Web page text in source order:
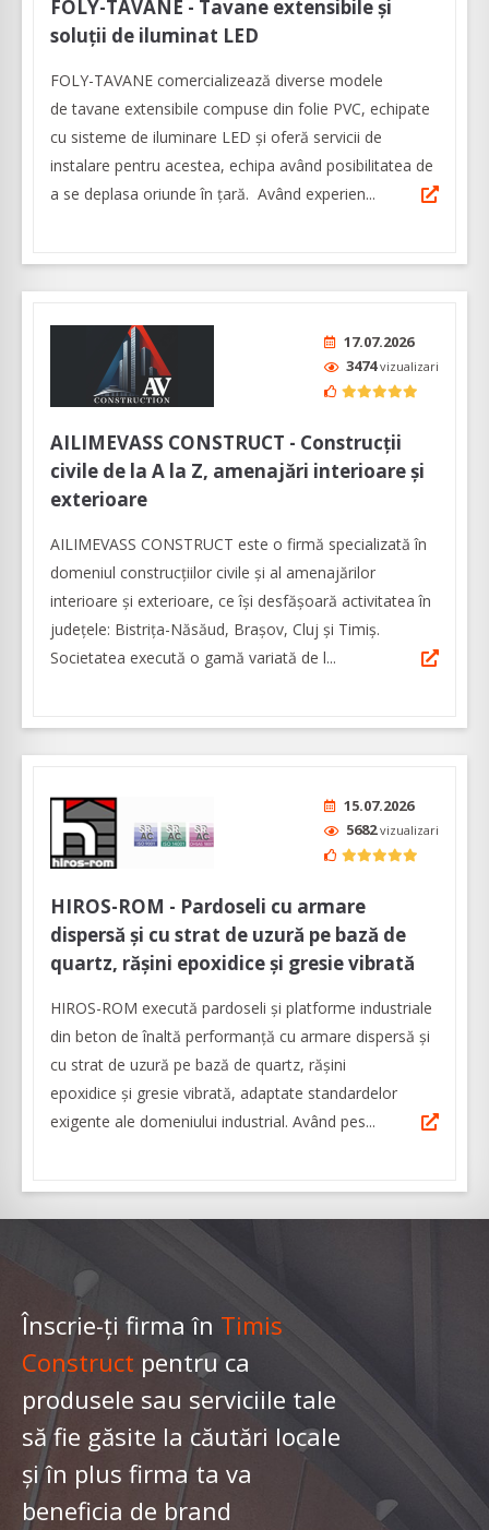
FOLY-TAVANE - Tavane extensibile şi
soluţii de iluminat LED
FOLY-TAVANE comercializează diverse modele
de tavane extensibile compuse din folie PVC, echipate
cu sisteme de iluminare LED și oferă servicii de
instalare pentru acestea, echipa având posibilitatea de
a se deplasa oriunde în țară. Având experien...
17.07.2026
3474vizualizari
AILIMEVASS CONSTRUCT - Construcții
civile de la A la Z, amenajări interioare și
exterioare
AILIMEVASS CONSTRUCT este o firmă specializată în
domeniul construcțiilor civile și al amenajărilor
interioare și exterioare, ce își desfășoară activitatea în
județele: Bistrița-Năsăud, Brașov, Cluj și Timiș.
Societatea execută o gamă variată de l...
15.07.2026
5682vizualizari
HIROS-ROM - Pardoseli cu armare
dispersă și cu strat de uzură pe bază de
quartz, rășini epoxidice și gresie vibrată
HIROS-ROM execută pardoseli şi platforme industriale
din beton de înaltă performanţă cu armare dispersă și
cu strat de uzură pe bază de quartz, rășini
epoxidice și gresie vibrată, adaptate standardelor
exigente ale domeniului industrial. Având pes...
Înscrie-ți firma în Timis
Construct pentru ca
produsele sau serviciile tale
să fie găsite la căutări locale
și în plus firma ta va
beneficia de brand